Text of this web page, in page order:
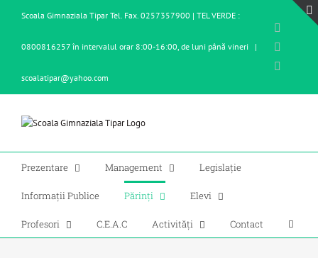
Scoala Gimnaziala Tipar Tel. Fax. 0257357900 | TEL VERDE :
0800816257 în intervalul orar 8:00-16:00, de luni până vineri |
scoalatipar@yahoo.com
Prezentare Management Legislație
Informații Publice Părinți Elevi
Profesori C.E.A.C Activități Contact